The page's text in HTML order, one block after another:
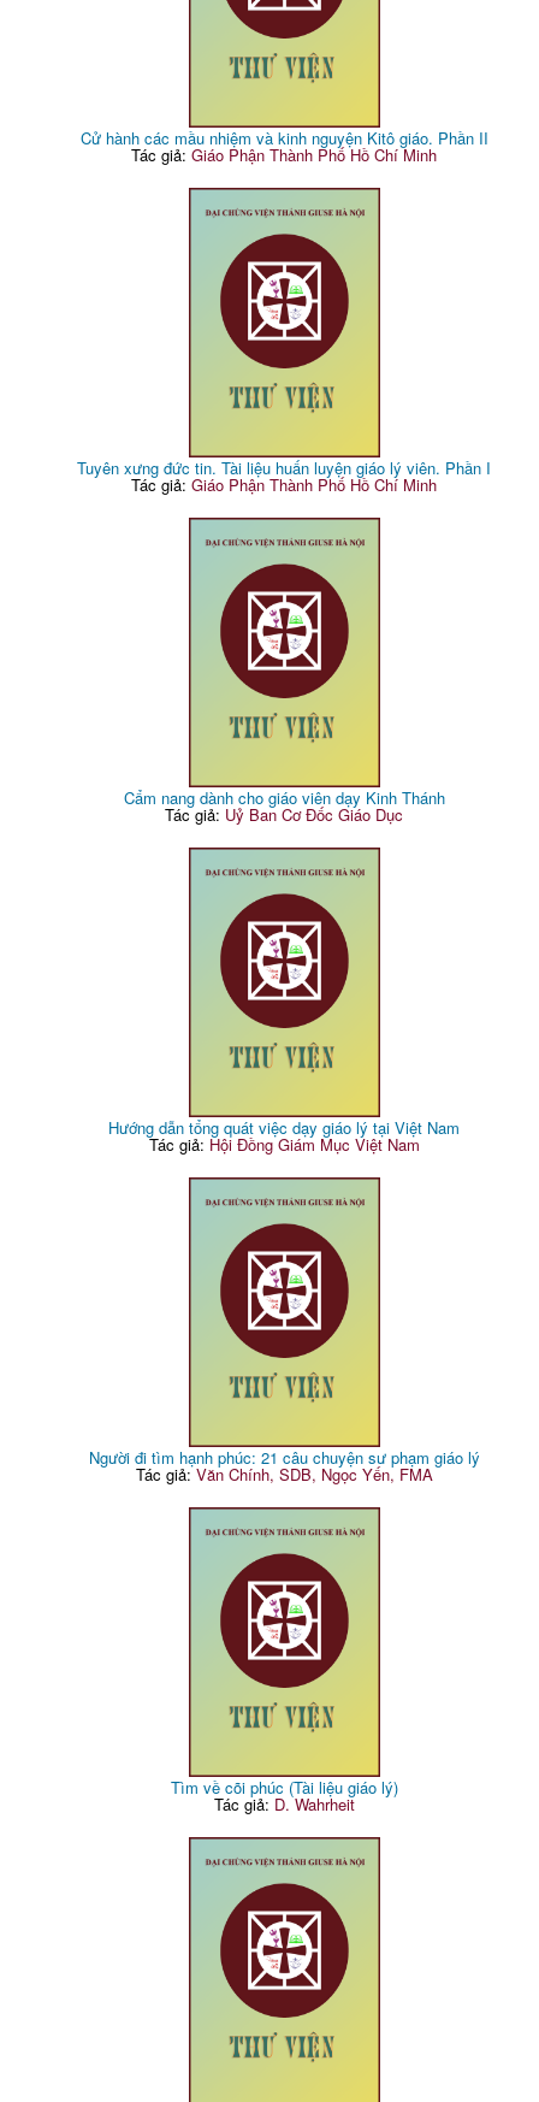
Cử hành các mầu nhiệm và kinh nguyện Kitô giáo. Phần II
Tác giả:Giáo Phận Thành Phố Hồ Chí Minh
Tuyên xưng đức tin. Tài liệu huấn luyện giáo lý viên. Phần I
Tác giả:Giáo Phận Thành Phố Hồ Chí Minh
Cẩm nang dành cho giáo viên dạy Kinh Thánh
Tác giả: Uỷ Ban Cơ Đốc Giáo Dục
Hướng dẫn tổng quát việc dạy giáo lý tại Việt Nam
Tác giả: Hội Đồng Giám Mục Việt Nam
Người đi tìm hạnh phúc: 21 câu chuyện sư phạm giáo lý
Tác giả:Văn Chính, SDB, Ngọc Yến, FMA
Tìm về cõi phúc (Tài liệu giáo lý)
Tác giả: D. Wahrheit